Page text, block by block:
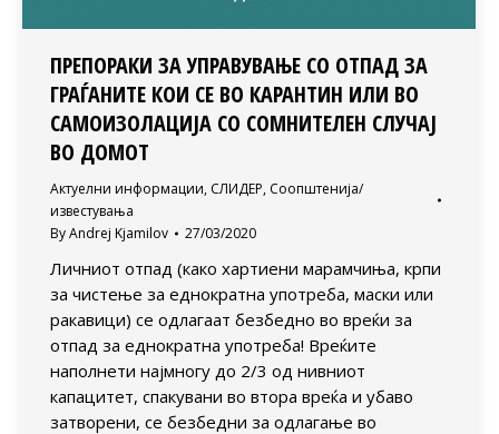
ПРЕПОРАКИ ЗА УПРАВУВАЊЕ СО ОТПАД ЗА
ГРАЃАНИТЕ КОИ СЕ ВО КАРАНТИН ИЛИ ВО
САМОИЗОЛАЦИЈА СО СОМНИТЕЛЕН СЛУЧАЈ
ВО ДОМОТ
Актуелни информации, СЛИДЕР, Соопштенија/
известувања
ByAndrej Kjamilov 27/03/2020
Личниот отпад (како хартиени марамчиња, крпи
за чистење за еднократна употреба, маски или
ракавици) се одлагаат безбедно во вреќи за
отпад за еднократна употреба! Вреќите
наполнети најмногу до 2/3 од нивниот
капацитет, спакувани во втора вреќа и убаво
затворени, се безбедни за одлагање во